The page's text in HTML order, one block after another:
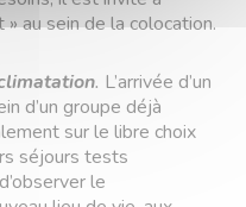
au sein de la colocation.
. L’arrivée d’un
d’un groupe déjà
sur le libre choix
séjours tests
le